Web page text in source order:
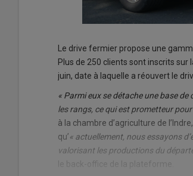
Le drive fermier propose une
Plus de 250 clients sont inscrits
juin, date à laquelle a réouvert le
« Parmi eux se détache une base
les rangs, ce qui est prometteur pour
à la chambre d’agriculture de
qu’« actuellement, nous essayons
valorisant les productions du
le back-office de la plateforme.